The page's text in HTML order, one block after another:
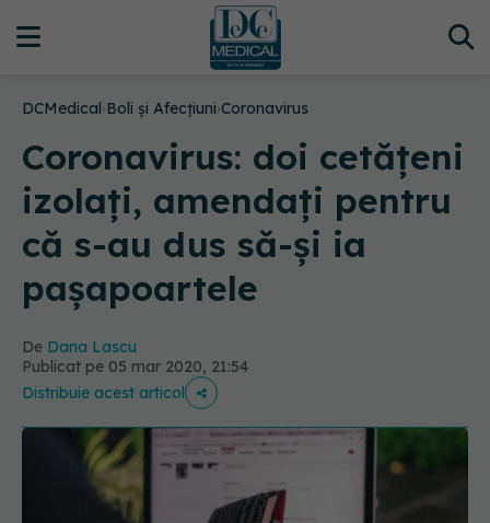
DCMedical›Boli și Afecțiuni›Coronavirus
Coronavirus: doi cetățeni
izolați, amendați pentru
că s-au dus să-și ia
pașapoartele
De Dana Lascu
Publicat pe 05 mar 2020, 21:54
Distribuie acest articol